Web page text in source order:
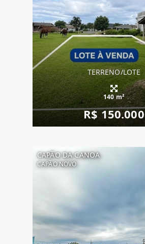
TERRENO/LOTE
140 m²
R$ 150.000
CAPÃO DA CANOA
CAPÃO NOVO